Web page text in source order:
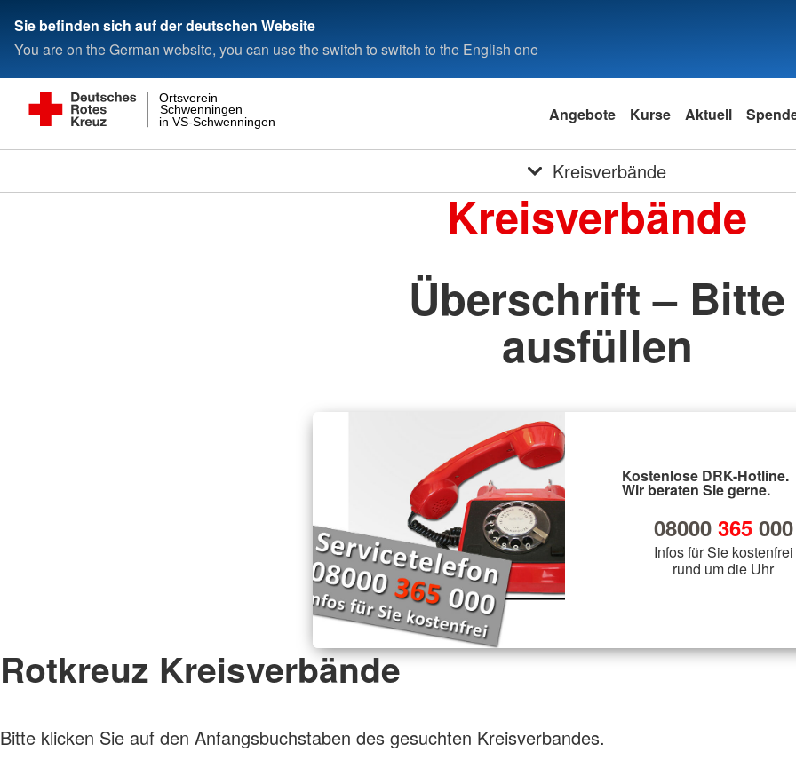
Sie befinden sich auf der deutschen Website
You are on the German website, you can use the switch to switch to the English one
in VS-Schwenningen
Schwenningen
Ortsverein
Angebote Kurse Aktuell
Kreisverbände
Kreisverbände
Überschrift – Bitte
ausfüllen
Kostenlose DRK-Hotline.
Wir beraten Sie gerne.
08000 365000
Infos für Sie kostenfrei
rund um die Uhr
Rotkreuz Kreisverbände
Bitte klicken Sie auf den Anfangsbuchstaben des gesuchten Kreisverbandes.